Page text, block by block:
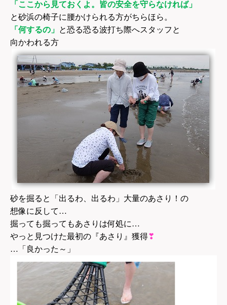
「ここから見ておくよ。皆の安全を守らなければ」
と砂浜の椅子に腰かけられる方がちらほら。
「何するの」 と恐る恐る波打ち際へスタッフと
向かわれる方
砂を掘ると「出るわ、出るわ」大量のあさり！の
想像に反して…
掘っても掘ってもあさりは何処に…
やっと見つけた最初の『あさり』獲得❣
…「良かった～」